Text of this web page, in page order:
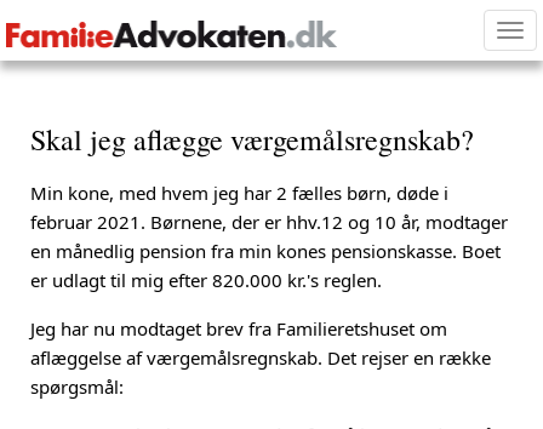
Skal jeg aflægge værgemålsregnskab?
Min kone, med hvem jeg har 2 fælles børn, døde i
februar 2021. Børnene, der er hhv.12 og 10 år, modtager
en månedlig pension fra min kones pensionskasse. Boet
er udlagt til mig efter 820.000 kr.'s reglen.
Jeg har nu modtaget brev fra Familieretshuset om
aflæggelse af værgemålsregnskab. Det rejser en række
spørgsmål: